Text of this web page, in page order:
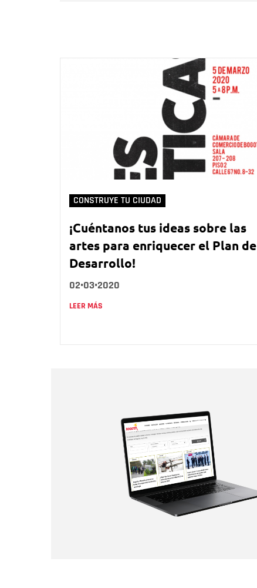
CONSTRUYE TU CIUDAD
¡Cuéntanos tus ideas sobre las
artes para enriquecer el Plan de
Desarrollo!
02•03•2020
LEER MÁS